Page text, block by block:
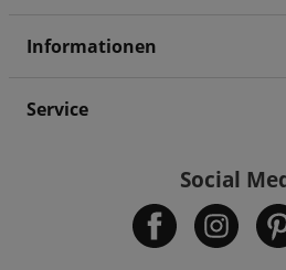
Informationen
Service
Social